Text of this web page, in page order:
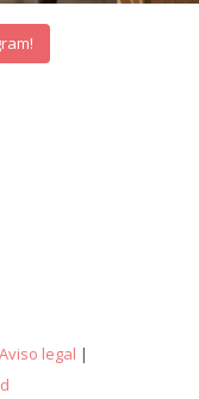
Aviso legal |